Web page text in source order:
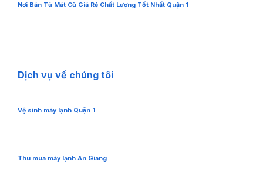
Nơi Bán Tủ Mát Cũ Giá Rẻ Chất Lượng Tốt Nhất Quận 1
Dịch vụ về chúng tôi
Vệ sinh máy lạnh Quận 1
Thu mua máy lạnh An Giang